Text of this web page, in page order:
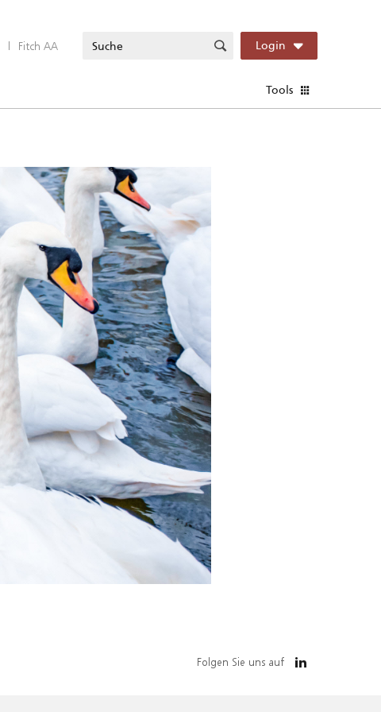
| Fitch AA Login
Tools
Folgen Sie uns auf